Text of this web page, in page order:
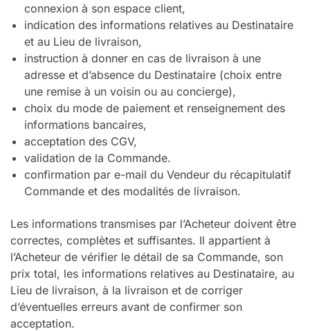
connexion à son espace client,
indication des informations relatives au Destinataire
et au Lieu de livraison,
instruction à donner en cas de livraison à une
adresse et d’absence du Destinataire (choix entre
une remise à un voisin ou au concierge),
choix du mode de paiement et renseignement des
informations bancaires,
acceptation des CGV,
validation de la Commande.
confirmation par e-mail du Vendeur du récapitulatif
Commande et des modalités de livraison.
Les informations transmises par l’Acheteur doivent être
correctes, complètes et suffisantes. Il appartient à
l’Acheteur de vérifier le détail de sa Commande, son
prix total, les informations relatives au Destinataire, au
Lieu de livraison, à la livraison et de corriger
d’éventuelles erreurs avant de confirmer son
acceptation.